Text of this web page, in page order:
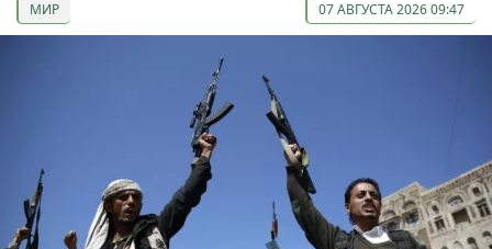
МИР 07 АВГУСТА 2026 09:47